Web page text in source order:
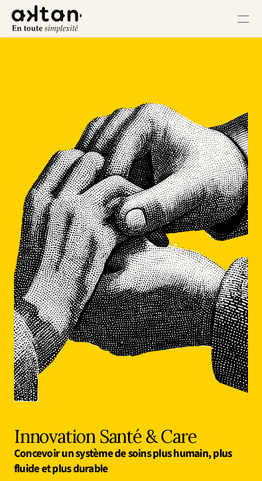
Contact
Impact Utilisateur
Impact Client
Impact Collaborateur
Impact Écosystème
Impact Croissance
Impact Opérations
Innovation
Sciences humaines et sociales
Intelligence artificielle
Stratégie services
Design
Expérience client & collaborateur
Aérospatial
Défense
Santé & Care
Immobilier
Mobilité et Transport
Énergie
Digital & Tech
Territoires & Place Making
Innovation Santé & Care
Concevoir un système de soins plus humain, plus
fluide et plus durable